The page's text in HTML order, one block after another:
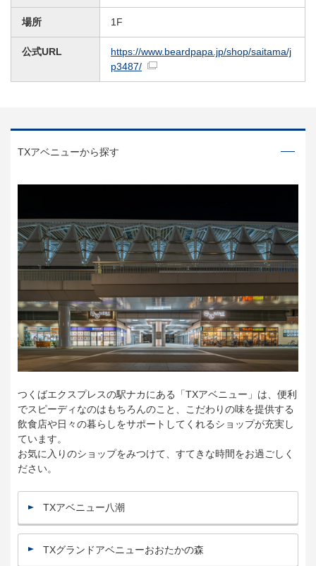
場所 1F
公式URL
https://www.beardpapa.jp/shop/saitama/j
p3487/
TXアベニューから探す
つくばエクスプレスの駅ナカにある「TXアベニュー」は、便利
でスピーディなのはもちろんのこと、こだわりの味を提供する
飲食店や日々の暮らしをサポートしてくれるショップが充実し
ています。
お気に入りのショップをみつけて、すてきな時間をお過ごしく
ださい。
TXアベニュー八潮
TXグランドアベニューおおたかの森